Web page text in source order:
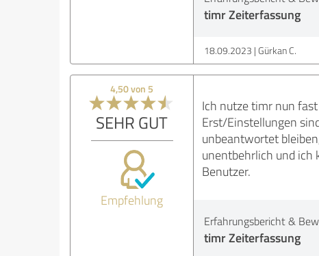
timr Zeiterfassung
18.09.2023 Gürkan C.
4,50 von 5
SEHR GUT
Empfehlung
Ich nutze timr nun
Erst/Einstellungen
unbeantwortet
unentbehrlich und ich
Benutzer.
Erfahrungsbericht &
timr Zeiterfassung